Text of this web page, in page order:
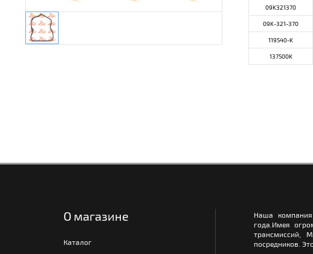
09K321370
09K-321-370
119540-K
137500K
О магазине
Каталог
Наша
года.Имея
трансмиссий,
посредников.